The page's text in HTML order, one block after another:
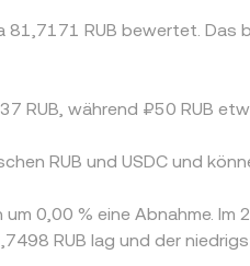
RUB bewertet.
RUB, während ₽50 RUB
RUB und USDC und
0,00 % eine Abnahme.
RUB lag und der